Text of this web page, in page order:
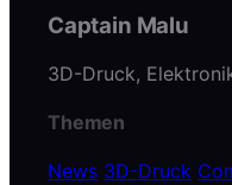
Captain Malu
3D-Druck,
Themen
News 3D-Druck